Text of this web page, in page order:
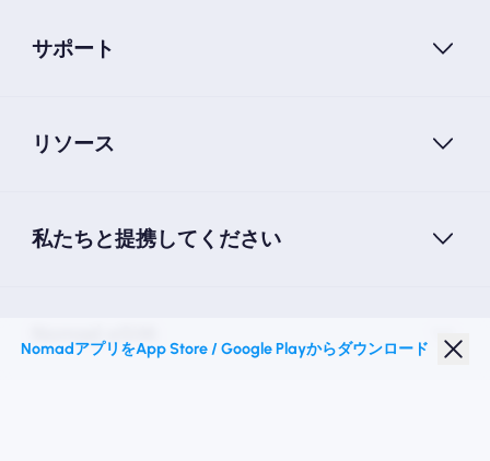
サポート
リソース
私たちと提携してください
NomadアプリをApp Store / Google Playからダウンロード